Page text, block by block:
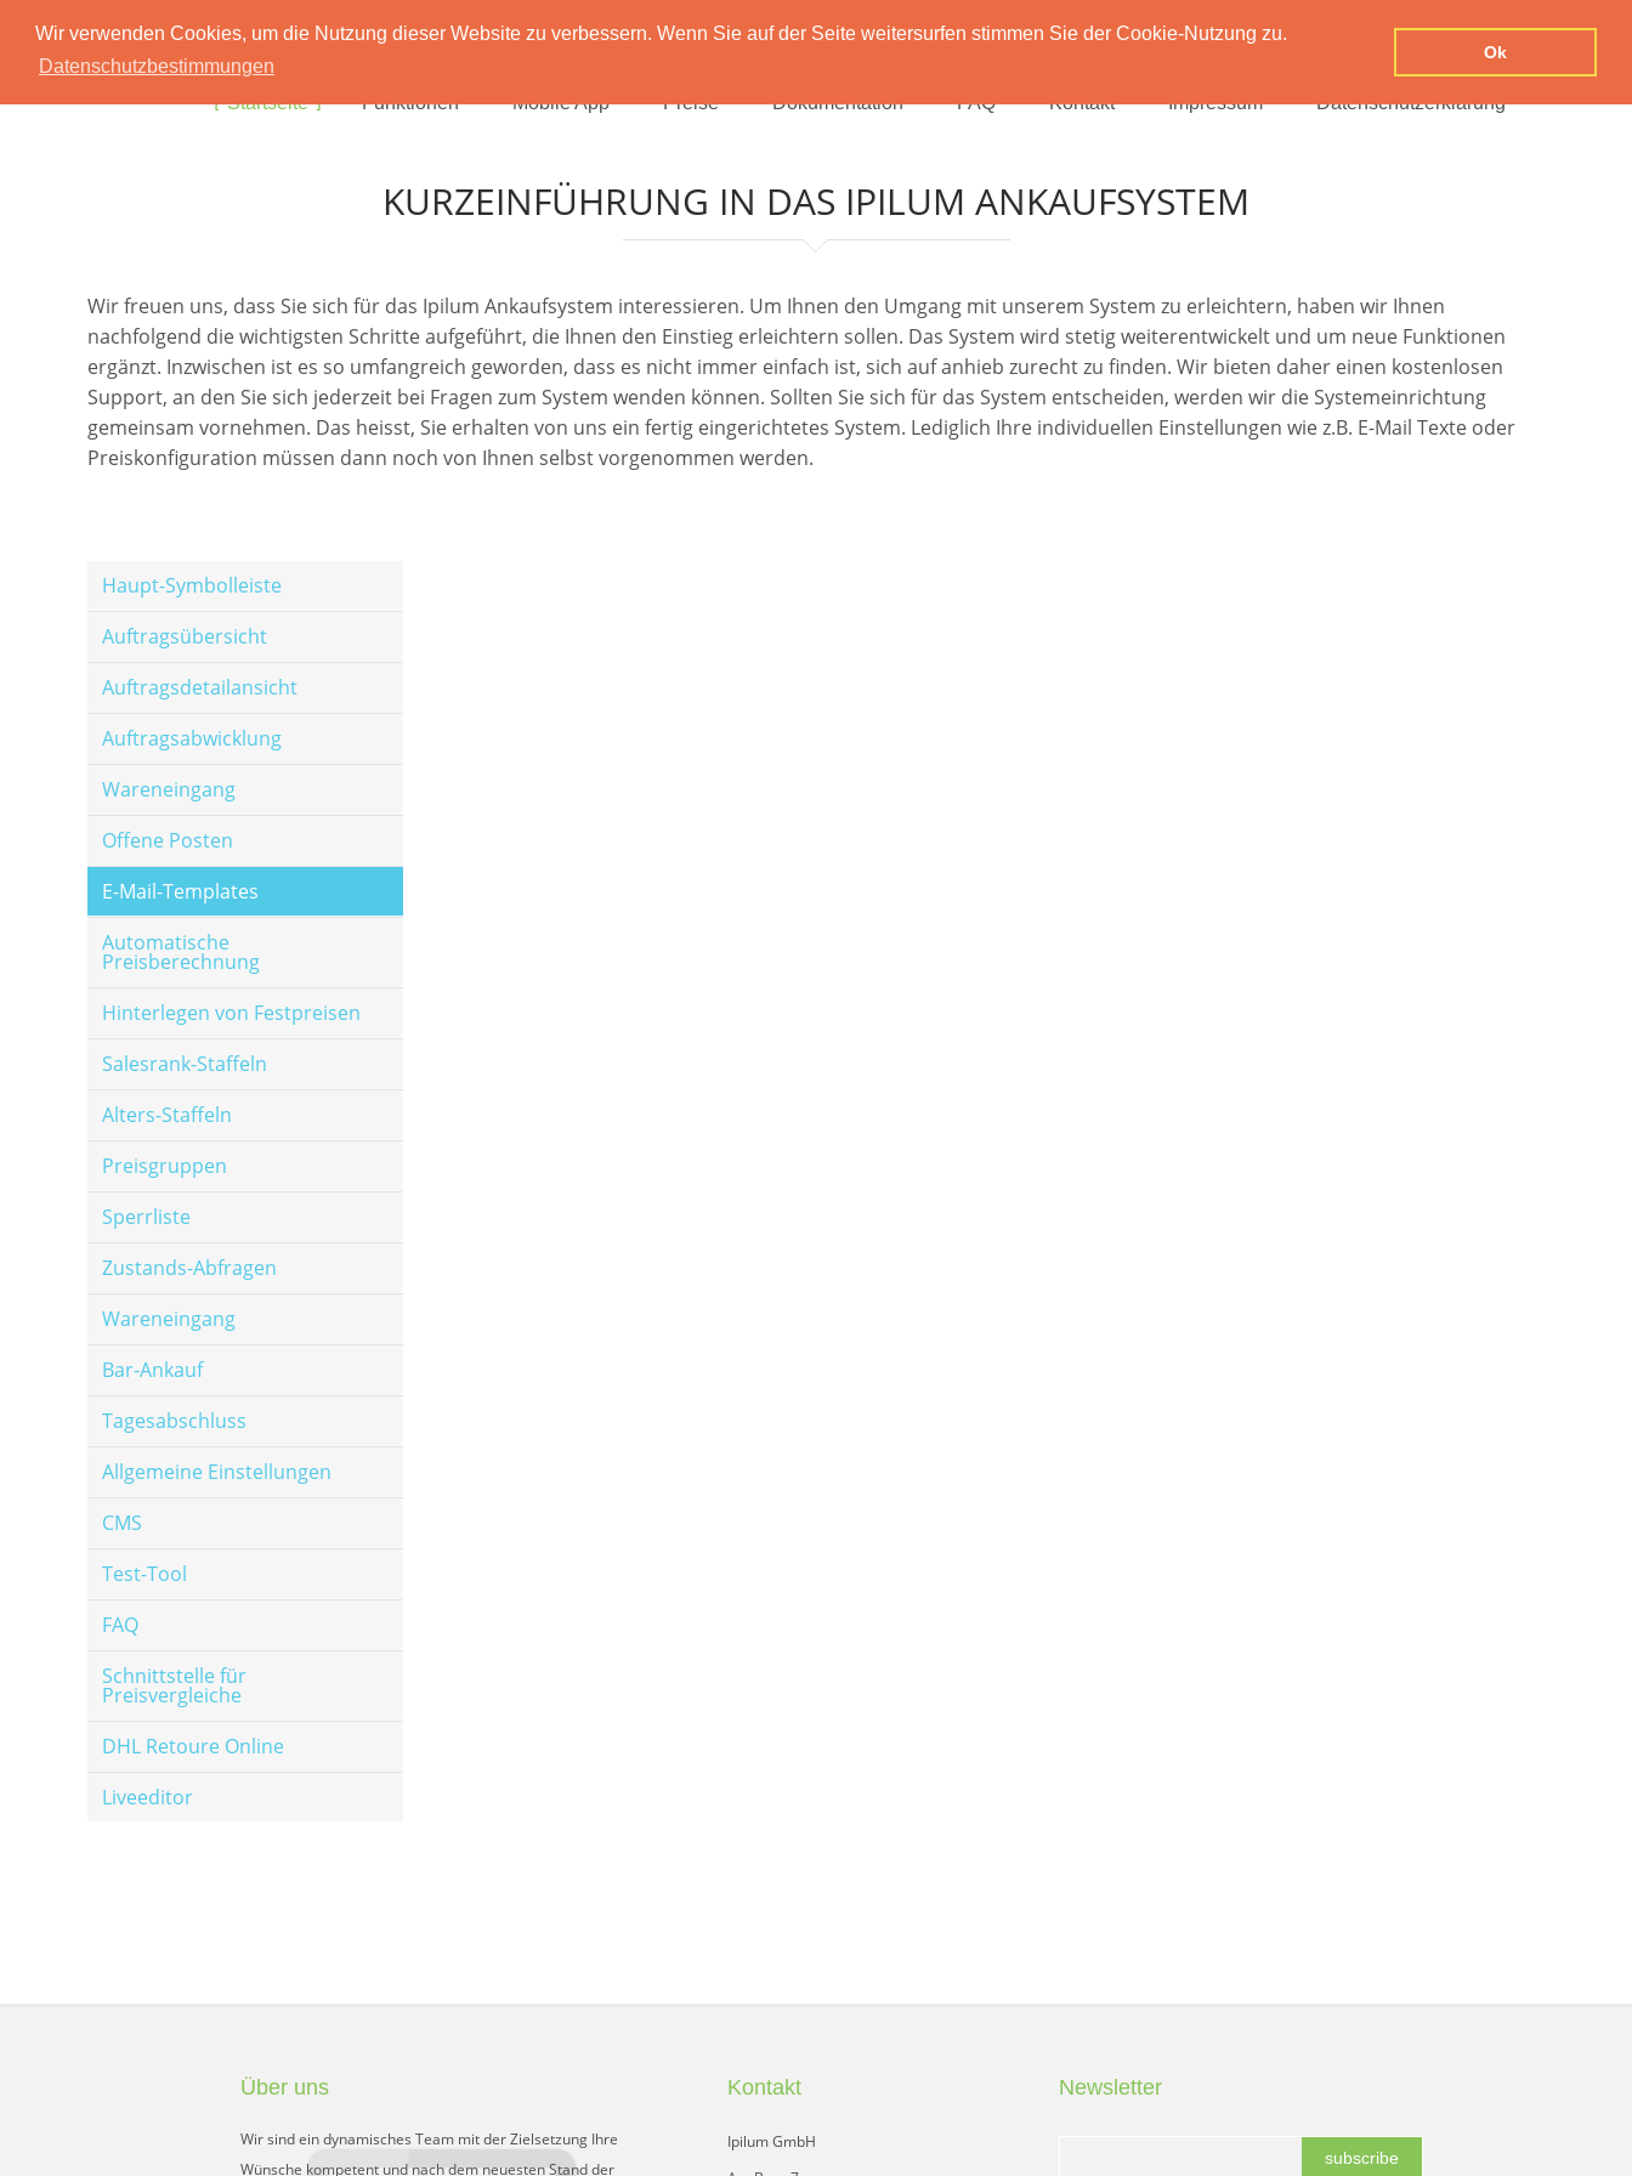
Wir verwenden Cookies, um die Nutzung dieser Website zu verbessern. Wenn Sie auf der Seite weitersurfen stimmen Sie der Cookie-Nutzung zu.
Datenschutzbestimmungen
Ok
Startseite Funktionen Mobile App Preise Dokumentation FAQ Kontakt Impressum Datenschutzerklärung
KURZEINFÜHRUNG IN DAS IPILUM ANKAUFSYSTEM
Wir freuen uns, dass Sie sich für das Ipilum Ankaufsystem interessieren. Um Ihnen den Umgang mit unserem System zu erleichtern, haben wir Ihnen
nachfolgend die wichtigsten Schritte aufgeführt, die Ihnen den Einstieg erleichtern sollen. Das System wird stetig weiterentwickelt und um neue Funktionen
ergänzt. Inzwischen ist es so umfangreich geworden, dass es nicht immer einfach ist, sich auf anhieb zurecht zu finden. Wir bieten daher einen kostenlosen
Support, an den Sie sich jederzeit bei Fragen zum System wenden können. Sollten Sie sich für das System entscheiden, werden wir die Systemeinrichtung
gemeinsam vornehmen. Das heisst, Sie erhalten von uns ein fertig eingerichtetes System. Lediglich Ihre individuellen Einstellungen wie z.B. E-Mail Texte oder
Preiskonfiguration müssen dann noch von Ihnen selbst vorgenommen werden.
Haupt-Symbolleiste
Auftragsübersicht
Auftragsdetailansicht
Auftragsabwicklung
Wareneingang
Offene Posten
E-Mail-Templates
Automatische
Preisberechnung
Hinterlegen von Festpreisen
Salesrank-Staffeln
Alters-Staffeln
Preisgruppen
Sperrliste
Zustands-Abfragen
Wareneingang
Bar-Ankauf
Tagesabschluss
Allgemeine Einstellungen
CMS
Test-Tool
FAQ
Schnittstelle für
Preisvergleiche
DHL Retoure Online
Liveeditor
Über uns
Wir sind ein dynamisches Team mit der Zielsetzung Ihre
Wünsche kompetent und nach dem neuesten Stand der
Kontakt
Ipilum GmbH
Newsletter
subscribe